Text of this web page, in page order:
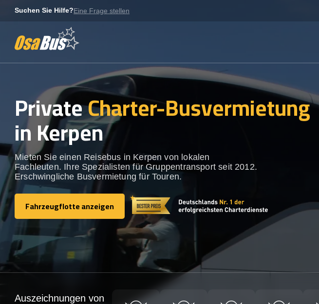
Suchen Sie Hilfe?Eine Frage stellen
PrivateCharter-Busvermietung
in Kerpen
Mieten Sie einen Reisebus in Kerpen von lokalen
Fachleuten. Ihre Spezialisten für Gruppentransport seit 2012.
Erschwingliche Busvermietung für Touren.
Fahrzeugflotte anzeigen
Fahrzeugflotte anzeigen
Auszeichnungen von